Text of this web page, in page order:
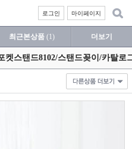
마이페이지
로그인
최근본상품 (1) 더보기
켓스탠드8102/스탠드꽂이/카탈